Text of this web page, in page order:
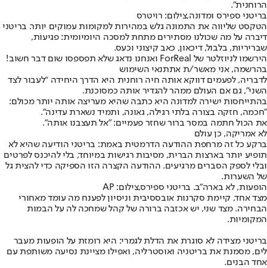
הרוחנית".
בריטני ספירס ומדונה,צילום: רויטרס
הטקסט שליווה את התמונה גלש במהירות למקומות עמוקים יותר. בריטני
דיברה על מה שכולנו מסתירים מתחת למסכה היומיומית: פגיעות,
שבריריות, בלבול, דיכאון, כאב קיצוני וכעס.
הירשמו לניוזלטר של ForReal ואנחנו נדאג שלא תפספסו שום דבר חשוב!
בהרשמה, אני מאשר/ת אתתנאי השימוש
לדבריה, לפעמים דווקא אותה חיה רוחנית היא הדרך היחידה “לעבור לצד
השני”, גם אם העולם ממהר להגדיר אותה כמסוכנת.
בהתייחסות ישירה למדונה היא כתבה שהיא מעריצה אותה יותר מכולם:
"חכמה, חזקה בצורה בלתי רגילה, גאונה, ותמיד נשארת עדינה".
את הכול חתמה במסר ברור שחזר פעמיים: "אל תעצבנו אותה".
לא אמריקה, כן עולם
ברקע כל זה מרחפת ההודעה הדרמטית באמת: בריטני הודיעה שהיא לא
תופיע יותר בארצות הברית, מסיבות רגישות במיוחד, בלי להיכנס לפרטים
ובלי לספק הסברים מרגיעים. ההודעה הקצרה הזו הספיקה כדי להצית גל
של השערות.
הופעות, לא בארה"ב. בריטני ספירס,צילום: AP
מצד אחד, קיימת סקרנות אובססיבית וניסיון לפענח מה עומד מאחורי
הבחירה. מצד שני, יש אכזבה ברורה של קהל שמחכה לה על הבמות
המקומיות.
בריטני מצידה לא סוגרת את הדלת לגמרי: היא רומזת על הופעות מעבר
לים, מסמנת את בריטניה ואוסטרליה, ואפילו מציינת נסיעה משותפת עם
אחד הבנים.